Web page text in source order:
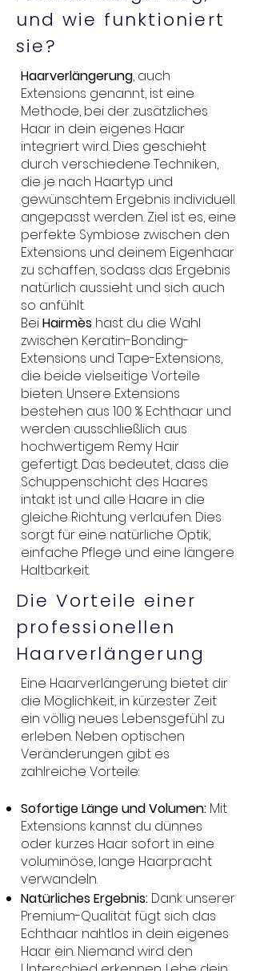
und wie funktioniert
sie?
Haarverlängerung, auch
Extensions genannt, ist eine
Methode, bei der zusätzliches
Haar in dein eigenes Haar
integriert wird. Dies geschieht
durch verschiedene Techniken,
die je nach Haartyp und
gewünschtem Ergebnis individuell
angepasst werden. Ziel ist es, eine
perfekte Symbiose zwischen den
Extensions und deinem Eigenhaar
zu schaffen, sodass das Ergebnis
natürlich aussieht und sich auch
so anfühlt.
BeiHairmès hast du die Wahl
zwischen Keratin-Bonding-
Extensions und Tape-Extensions,
die beide vielseitige Vorteile
bieten. Unsere Extensions
bestehen aus 100 % Echthaar und
werden ausschließlich aus
hochwertigem Remy Hair
gefertigt. Das bedeutet, dass die
Schuppenschicht des Haares
intakt ist und alle Haare in die
gleiche Richtung verlaufen. Dies
sorgt für eine natürliche Optik,
einfache Pflege und eine längere
Haltbarkeit.
Die Vorteile einer
professionellen
Haarverlängerung
Eine Haarverlängerung bietet dir
die Möglichkeit, in kürzester Zeit
ein völlig neues Lebensgefühl zu
erleben. Neben optischen
Veränderungen gibt es
zahlreiche Vorteile:
Sofortige Länge und Volumen: Mit
Extensions kannst du dünnes
oder kurzes Haar sofort in eine
voluminöse, lange Haarpracht
verwandeln.
Natürliches Ergebnis: Dank unserer
Premium-Qualität fügt sich das
Echthaar nahtlos in dein eigenes
Haar ein. Niemand wird den